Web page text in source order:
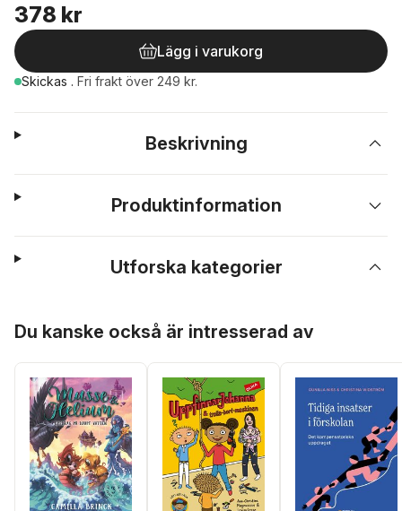
378 kr
Lägg i varukorg
Skickas . Fri frakt över 249 kr.
Beskrivning
Produktinformation
Utforska kategorier
Du kanske också är intresserad av